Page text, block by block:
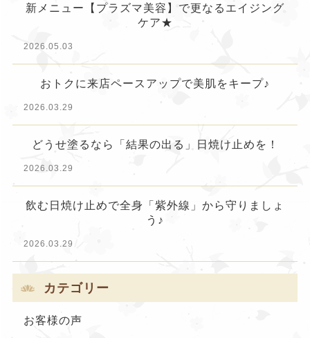
新メニュー【プラズマ美容】で更なるエイジング
ケア★
2026.05.03
おトクに来店ペースアップで美肌をキープ♪
2026.03.29
どうせ塗るなら「結果の出る」日焼け止めを！
2026.03.29
飲む日焼け止めで全身「紫外線」から守りましょ
う♪
2026.03.29
カテゴリー
お客様の声